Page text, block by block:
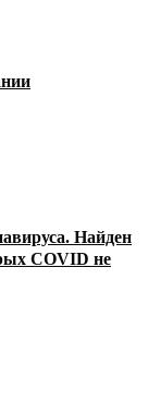
Найден
COVID не